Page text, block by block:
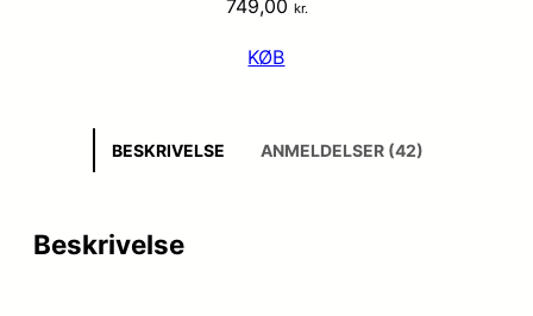
749,00 kr.
KØB
BESKRIVELSE ANMELDELSER (42)
Beskrivelse